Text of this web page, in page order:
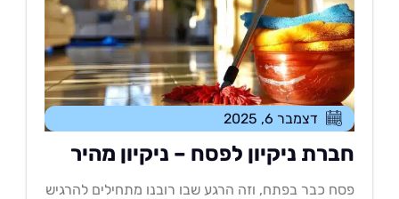
דצמבר 6, 2025
ניקיון לפסח – ניקיון מהיר
כבר בפתח, וזה הרגע שבו רובנו מתחילים להרגיש